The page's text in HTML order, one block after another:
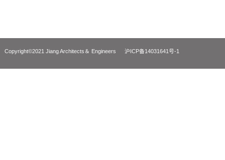
Copyright©2021 Jiang Architects＆ Engineers 沪ICP备14031641号-1